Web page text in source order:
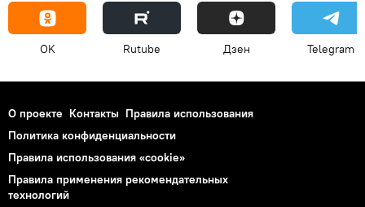
OK Rutube Дзен Telegram
О проекте Контакты Правила использования
Политика конфиденциальности
Правила использования «cookie»
Правила применения рекомендательных
технологий